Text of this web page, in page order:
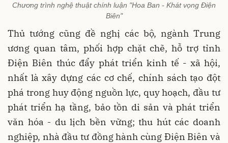
Chương trình nghệ thuật chính luận "Hoa Ban - Khát vọng Điện
Biên"
Thủ tướng cũng đề nghị các bộ, ngành Trung
ương quan tâm, phối hợp chặt chẽ, hỗ trợ tỉnh
Điện Biên thúc đẩy phát triển kinh tế - xã hội,
nhất là xây dựng các cơ chế, chính sách tạo đột
phá trong huy động nguồn lực, quy hoạch, đầu tư
phát triển hạ tầng, bảo tồn di sản và phát triển
văn hóa - du lịch bền vững; thu hút các doanh
nghiệp, nhà đầu tư đồng hành cùng Điện Biên và